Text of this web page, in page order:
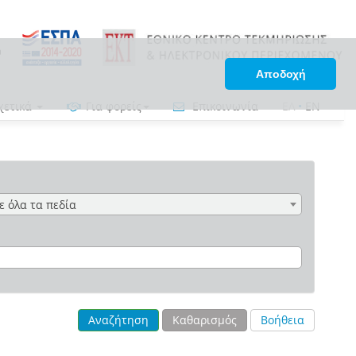
Αποδοχή
Για φορείς Επικοινωνία ΕΛ•EN
όλα τα πεδία
Αναζήτηση Καθαρισμός Βοήθεια